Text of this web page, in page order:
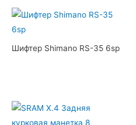
Шифтер Shimano RS-35 6sp